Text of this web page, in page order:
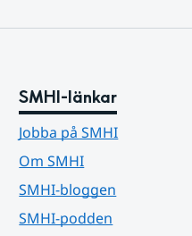
SMHI-länkar
Jobba på SMHI
Om SMHI
SMHI-bloggen
SMHI-podden